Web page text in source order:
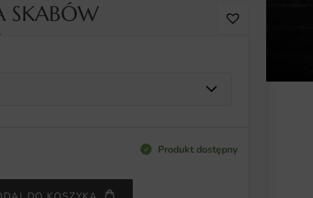
SKABÓW
Produkt dostępny